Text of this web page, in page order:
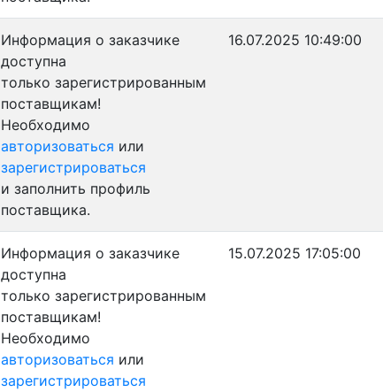
Информация о заказчике
доступна
только зарегистрированным
поставщикам!
Необходимо
авторизоваться или
зарегистрироваться
и заполнить профиль
поставщика.
16.07.2025 10:49:00
Информация о заказчике
доступна
только зарегистрированным
поставщикам!
Необходимо
авторизоваться или
зарегистрироваться
15.07.2025 17:05:00